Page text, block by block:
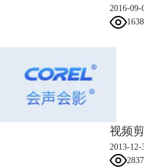
7.点击自定义滤镜，弹出对话框，在
为100，色彩为白色，调整一下位置
2016-09-
视频
2013-12-
2837